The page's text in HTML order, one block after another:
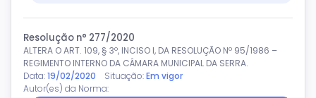
Resolução n° 277/2020
ALTERA O ART. 109, § 3º, INCISO I, DA RESOLUÇÃO Nº 95/1986 –
REGIMENTO INTERNO DA CÂMARA MUNICIPAL DA SERRA.
Data:19/02/2020 Situação: Em vigor
Autor(es) da Norma: